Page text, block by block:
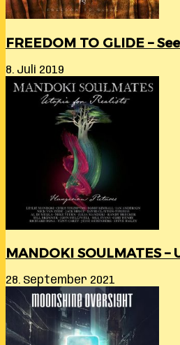
FREEDOM TO GLIDE –
8. Juli 2019
MANDOKI SOULMATES
28. September 2021